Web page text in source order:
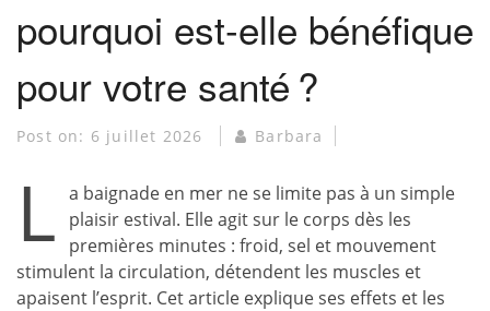
pourquoi est-elle bénéfique
pour votre santé ?
Post on: 6 juillet 2026 Barbara
L a baignade en mer ne se limite pas à un simple
plaisir estival. Elle agit sur le corps dès les
premières minutes : froid, sel et mouvement
stimulent la circulation, détendent les muscles et
apaisent l’esprit. Cet article explique ses effets et les